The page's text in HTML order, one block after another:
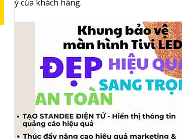
ý của khách hàng.